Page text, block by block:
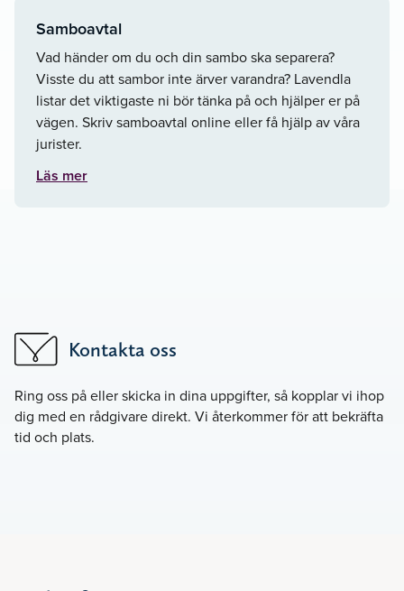
Samboavtal
Vad händer om du och din sambo ska separera?
Visste du att sambor inte ärver varandra? Lavendla
listar det viktigaste ni bör tänka på och hjälper er på
vägen. Skriv samboavtal online eller få hjälp av våra
jurister.
Läs mer
Kontakta oss
Ring oss påeller skicka in dina uppgifter, så kopplar vi ihop
dig med en rådgivare direkt. Vi återkommer för att bekräfta
tid och plats.